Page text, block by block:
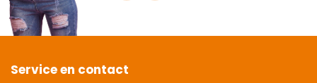
Service en contact